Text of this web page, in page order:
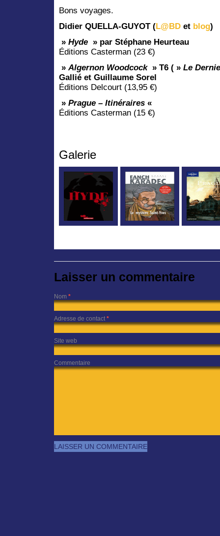
Bons voyages.
Didier QUELLA-GUYOT (L@BD et blog)
» Hyde » par Stéphane Heurteau
Éditions Casterman (23 €)
»Algernon Woodcock» T6 ( » Le
Gallié et Guillaume Sorel
Éditions Delcourt (13,95 €)
» Prague – Itinéraires «
Éditions Casterman (15 €)
Galerie
Laisser un commentaire
Nom *
Adresse de contact *
Site web
Commentaire